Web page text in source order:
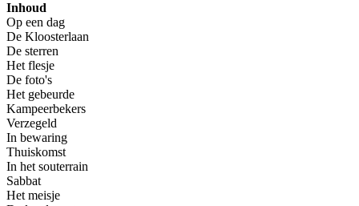
Inhoud
Op een dag
De Kloosterlaan
De sterren
Het flesje
De foto's
Het gebeurde
Kampeerbekers
Verzegeld
In bewaring
Thuiskomst
In het souterrain
Sabbat
Het meisje